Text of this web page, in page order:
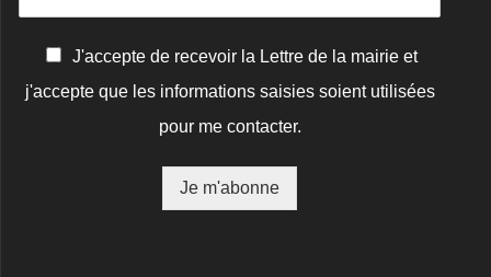
n
J'accepte de recevoir la Lettre de la mairie et
j'accepte que les informations saisies soient utilisées
pour me contacter.
Je m'abonne